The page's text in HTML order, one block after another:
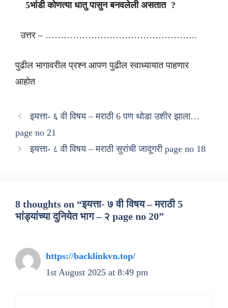
5भांडी कोणत्या धातु पासुन बनवलेली असतात ?
उत्तर – …………………………………………..
पुढील भागावरील प्रश्न आपण पुढील स्वाध्यायात पाहणार
आहोत
इयत्ता- ६ वी विषय – मराठी 6 पण थोडा उशीर झाला…
page no 21
इयत्ता- ८ वी विषय – मराठी सुरांची जादूगरी page no 18
8 thoughts on “इयत्ता- ७ वी विषय – मराठी 5
भांड्यांच्या दुनियेत भाग – २ page no 20”
https://backlinkvn.top/
1st August 2025 at 8:49 pm